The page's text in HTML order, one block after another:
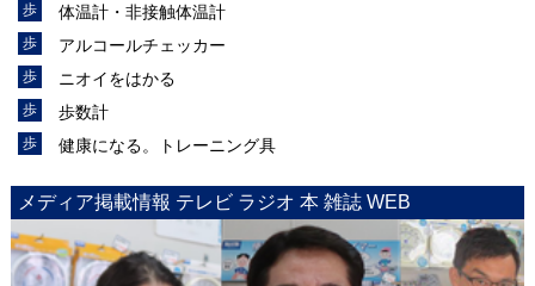
体温計・非接触体温計
アルコールチェッカー
ニオイをはかる
歩数計
健康になる。トレーニング具
メディア掲載情報 テレビ ラジオ 本 雑誌 WEB